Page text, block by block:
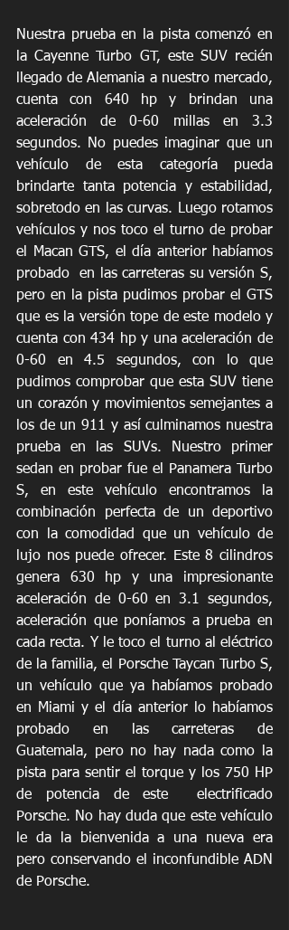
Nuestra prueba en la pista comenzó en
la Cayenne Turbo GT, este SUV recién
llegado de Alemania a nuestro mercado,
cuenta con 640 hp y brindan una
aceleración de 0-60 millas en 3.3
segundos. No puedes imaginar que un
vehículo de esta categoría pueda
brindarte tanta potencia y estabilidad,
sobretodo en las curvas. Luego rotamos
vehículos y nos toco el turno de probar
el Macan GTS, el día anterior habíamos
probado  en las carreteras su versión S,
pero en la pista pudimos probar el GTS
que es la versión tope de este modelo y
cuenta con 434 hp y una aceleración de
0-60 en 4.5 segundos, con lo que
pudimos comprobar que esta SUV tiene
un corazón y movimientos semejantes a
los de un 911 y así culminamos nuestra
prueba en las SUVs. Nuestro primer
sedan en probar fue el Panamera Turbo
S, en este vehículo encontramos la
combinación perfecta de un deportivo
con la comodidad que un vehículo de
lujo nos puede ofrecer. Este 8 cilindros
genera 630 hp y una impresionante
aceleración de 0-60 en 3.1 segundos,
aceleración que poníamos a prueba en
cada recta. Y le toco el turno al eléctrico
de la familia, el Porsche Taycan Turbo S,
un vehículo que ya habíamos probado
en Miami y el día anterior lo habíamos
probado en las carreteras de
Guatemala, pero no hay nada como la
pista para sentir el torque y los 750 HP
de potencia de este  electrificado
Porsche. No hay duda que este vehículo
le da la bienvenida a una nueva era
pero conservando el inconfundible ADN
de Porsche.